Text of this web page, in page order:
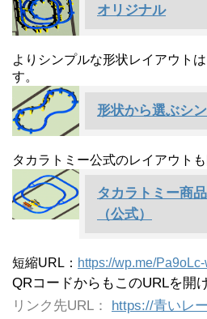
オリジナル
よりシンプルな形状レイアウト
す。
形状から選ぶシ
タカラトミー公式のレイアウト
タカラトミー商
（公式）
短縮URL： https://wp.me/
QRコードからもこのURLを開
リンク先URL： https://青いレ